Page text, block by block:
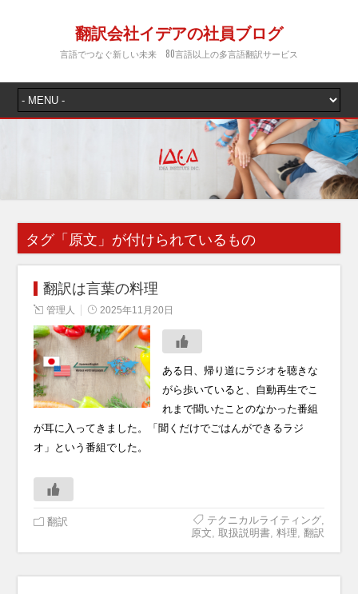
翻訳会社イデアの社員ブログ
言語でつなぐ新しい未来 80言語以上の多言語翻訳サービス
タグ「原文 」が付けられているもの
翻訳は言葉の料理
管理人 2025年11月20日
ある日、帰り道にラジオを聴きな
がら歩いていると、自動再生でこ
れまで聞いたことのなかった番組
が耳に入ってきました。「聞くだけでごはんができるラジ
オ」という番組でした。
翻訳 テクニカルライティング,
原文 取扱説明書, 料理 翻訳